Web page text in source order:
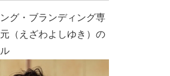
グ・ブランディング専
（えざわよしゆき）の